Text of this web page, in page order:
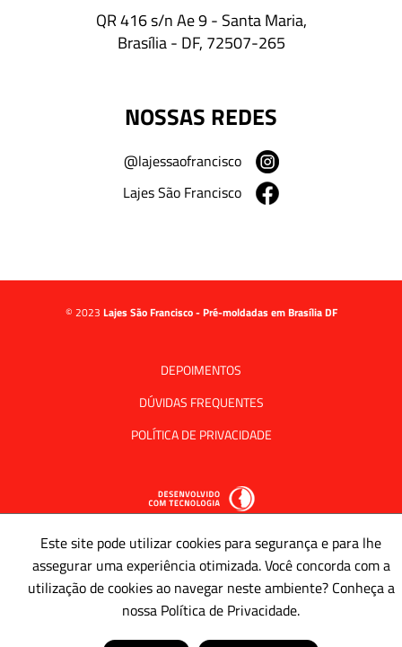
QR 416 s/n Ae 9 - Santa Maria,
Brasília - DF, 72507-265
NOSSAS REDES
@lajessaofrancisco
Lajes São Francisco
© 2023 Lajes São Francisco - Pré-moldadas em Brasília DF
DEPOIMENTOS
DÚVIDAS FREQUENTES
POLÍTICA DE PRIVACIDADE
Este site pode utilizar cookies para segurança e para lhe
assegurar uma experiência otimizada. Você concorda com a
utilização de cookies ao navegar neste ambiente? Conheça a
nossa Política de Privacidade.